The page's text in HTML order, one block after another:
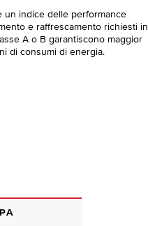
un indice delle performance
e raffrescamento richiesti in
A o B garantiscono maggior
di consumi di energia.